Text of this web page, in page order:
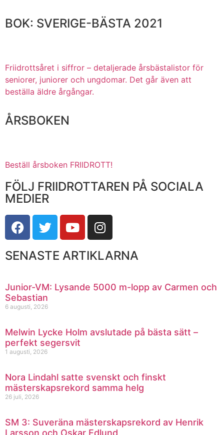
BOK: SVERIGE-BÄSTA 2021
Friidrottsåret i siffror – detaljerade årsbästalistor för
seniorer, juniorer och ungdomar. Det går även att
beställa äldre årgångar.
ÅRSBOKEN
Beställ årsboken FRIIDROTT!
FÖLJ FRIIDROTTAREN PÅ SOCIALA
MEDIER
SENASTE ARTIKLARNA
Junior-VM: Lysande 5000 m-lopp av Carmen och
Sebastian
6 augusti, 2026
Melwin Lycke Holm avslutade på bästa sätt –
perfekt segersvit
1 augusti, 2026
Nora Lindahl satte svenskt och finskt
mästerskapsrekord samma helg
26 juli, 2026
SM 3: Suveräna mästerskapsrekord av Henrik